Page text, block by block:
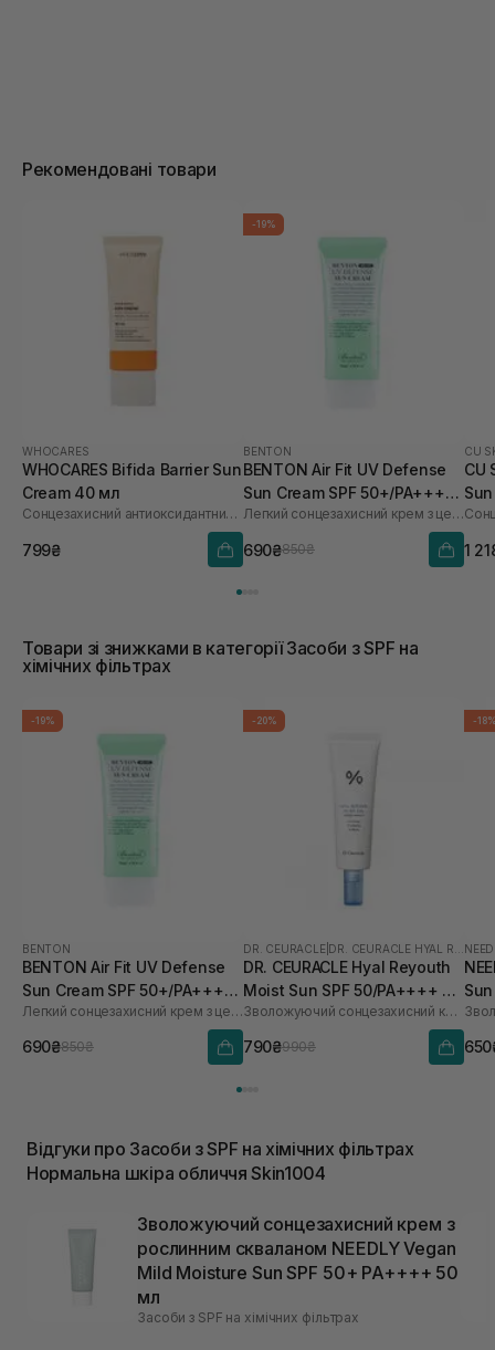
Рекомендовані товари
WHOCARES
WHOCARES Bifida Barrier Sun
Cream 40 мл
Сонцезахисний антиоксидантний крем
799₴
-19%
BENTON
BENTON Air Fit UV Defense
Sun Cream SPF 50+/PA++++
50 мл
Легкий сонцезахисний крем з центелою
690₴850₴
CU
CU
60
1
Товари зі знижками в категорії Засоби з SPF на
хімічних фільтрах
-19%
BENTON
BENTON Air Fit UV Defense
Sun Cream SPF 50+/PA++++
50 мл
Легкий сонцезахисний крем з центелою
690₴850₴
-20%
DR. CEURACLE
DR. CEURACLE Hyal Reyouth
Moist Sun SPF 50/PA++++ 50
мл
Зволожуючий сонцезахисний крем для обличчя з гіалуроновою кислотою
790₴990₴
-
Відгуки про Засоби з SPF на хімічних фільтрах
Нормальна шкіра обличчя Skin1004
Зволожуючий сонцезахисний крем з
рослинним скваланом NEEDLY Vegan
Mild Moisture Sun SPF 50+ PA++++ 50
мл
Засоби з SPF на хімічних фільтрах